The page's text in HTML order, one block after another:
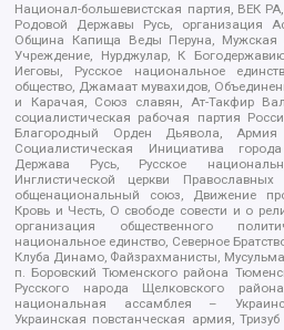
Национал-большевистская партия, ВЕК
Родовой Державы Русь, организация
Община Капища Веды Перуна, Мужская
Учреждение, Нурджулар, К
Иеговы, Русское национальное
общество, Джамаат мувахидов,
и Карачая, Союз славян, Ат-Такфир
социалистическая рабочая партия
Благородный Орден Дьявола,
Социалистическая Инициатива
Держава Русь, Русское
Инглистической церкви Православных
общенациональный союз, Движение
Кровь и Честь, О свободе совести и о
организация общественного
национальное единство, Северное
Клуба Динамо, Файзрахманисты,
п. Боровский Тюменского района
Русского народа Щелковского
национальная ассамблея –
Украинская повстанческая армия,